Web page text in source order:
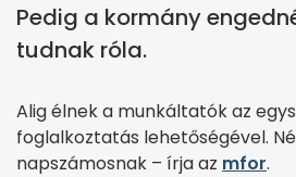
Pedig a kormány
tudnak róla.
Alig élnek a munkáltatók az
foglalkoztatás lehetőségével.
napszámosnak – írja az mfor.